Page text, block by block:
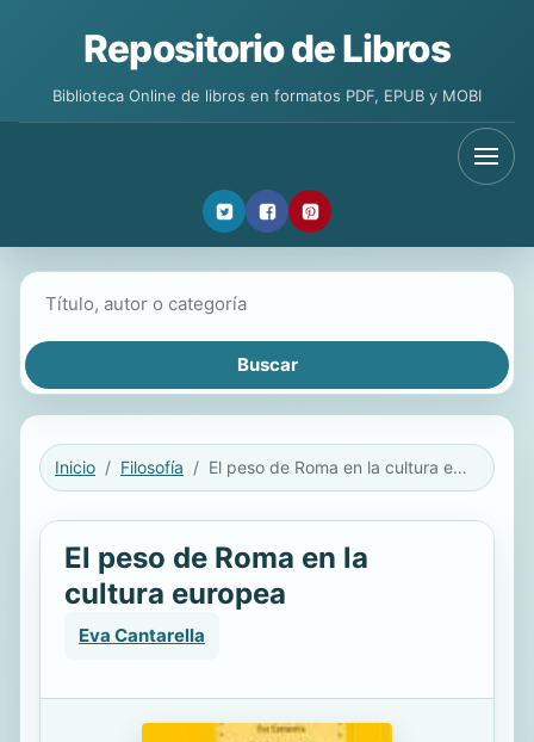
Repositorio de Libros
Biblioteca Online de libros en formatos PDF, EPUB y MOBI
Inicio Filosofía El peso de Roma en la cultura europea
El peso de Roma en la
cultura europea
Eva Cantarella